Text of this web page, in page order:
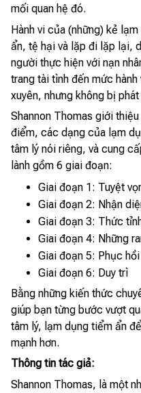
mối quan hệ đó.
Hành vi của (những) kẻ
ẩn, tệ hại và lặp đi lặp lại,
người thực hiện với nạn
trang tài tình đến mức
xuyên, nhưng không bị phát
Shannon Thomas giới
điểm, các dạng của lạm
tâm lý nói riêng, và cung
lành gồm 6 giai đoạn:
Giai đoạn 1: Tuyệt
Giai đoạn 2: Nhận
Giai đoạn 3: Thức
Giai đoạn 4: Những
Giai đoạn 5: Phục hồi
Giai đoạn 6: Duy trì
Bằng những kiến thức
giúp bạn từng bước vượt
tâm lý, lạm dụng tiểm ẩn
mạnh hơn.
Thông tin tác giả:
Shannon Thomas, là một